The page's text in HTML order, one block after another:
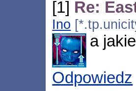
[1] Re:
Ino
a
Odpowiedz